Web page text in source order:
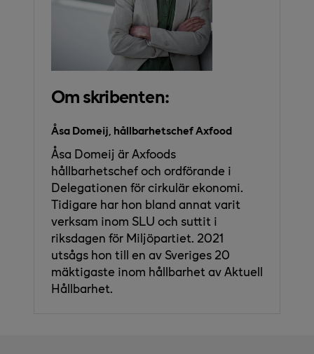
Om skribenten:
Åsa Domeij, hållbarhetschef Axfood
Åsa Domeij är Axfoods
hållbarhetschef och ordförande i
Delegationen för cirkulär ekonomi.
Tidigare har hon bland annat varit
verksam inom SLU och suttit i
riksdagen för Miljöpartiet. 2021
utsågs hon till en av Sveriges 20
mäktigaste inom hållbarhet av Aktuell
Hållbarhet.